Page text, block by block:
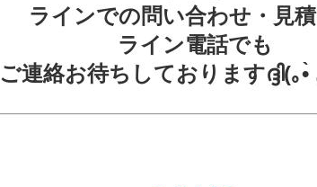
ラインでの問い合わせ・見
ライン電話でも
ご連絡お待ちしておりますദ്ദി(｡